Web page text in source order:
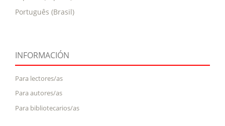
Português (Brasil)
INFORMACIÓN
Para lectores/as
Para autores/as
Para bibliotecarios/as